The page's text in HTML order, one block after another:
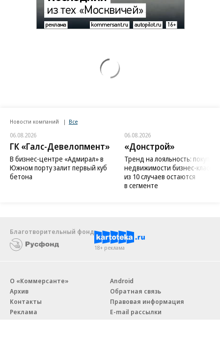
Новости компаний Все
06.08.2026
ГК «Галс-Девелопмент»
В бизнес-центре «Адмирал» в
Южном порту залит первый куб
бетона
06.08.2026
«Донстрой»
Тренд на лояльность:
недвижимости бизнес-класса
из 10 случаев остаются
в сегменте
Благотворительный фонд
18+ реклама
О «Коммерсанте»
Архив
Контакты
Реклама
Android
Обратная связь
Правовая информация
E-mail рассылки